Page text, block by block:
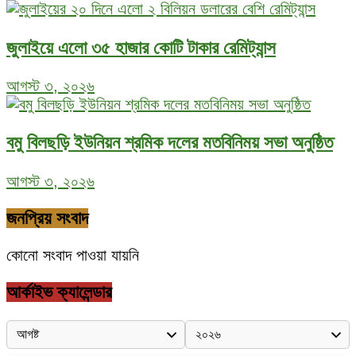
জুলাইয়ে এলো ৩৫ হাজার কোটি টাকার রেমিট্যান্স
আগস্ট ৩, ২০২৬
বমু বিলছড়ি ইউনিয়ন শ্রমিক দলের মতবিনিময় সভা অনুষ্ঠিত
আগস্ট ৩, ২০২৬
জনপ্রিয় সংবাদ
কোনো সংবাদ পাওয়া যায়নি
আর্কাইভ ক্যালেন্ডার